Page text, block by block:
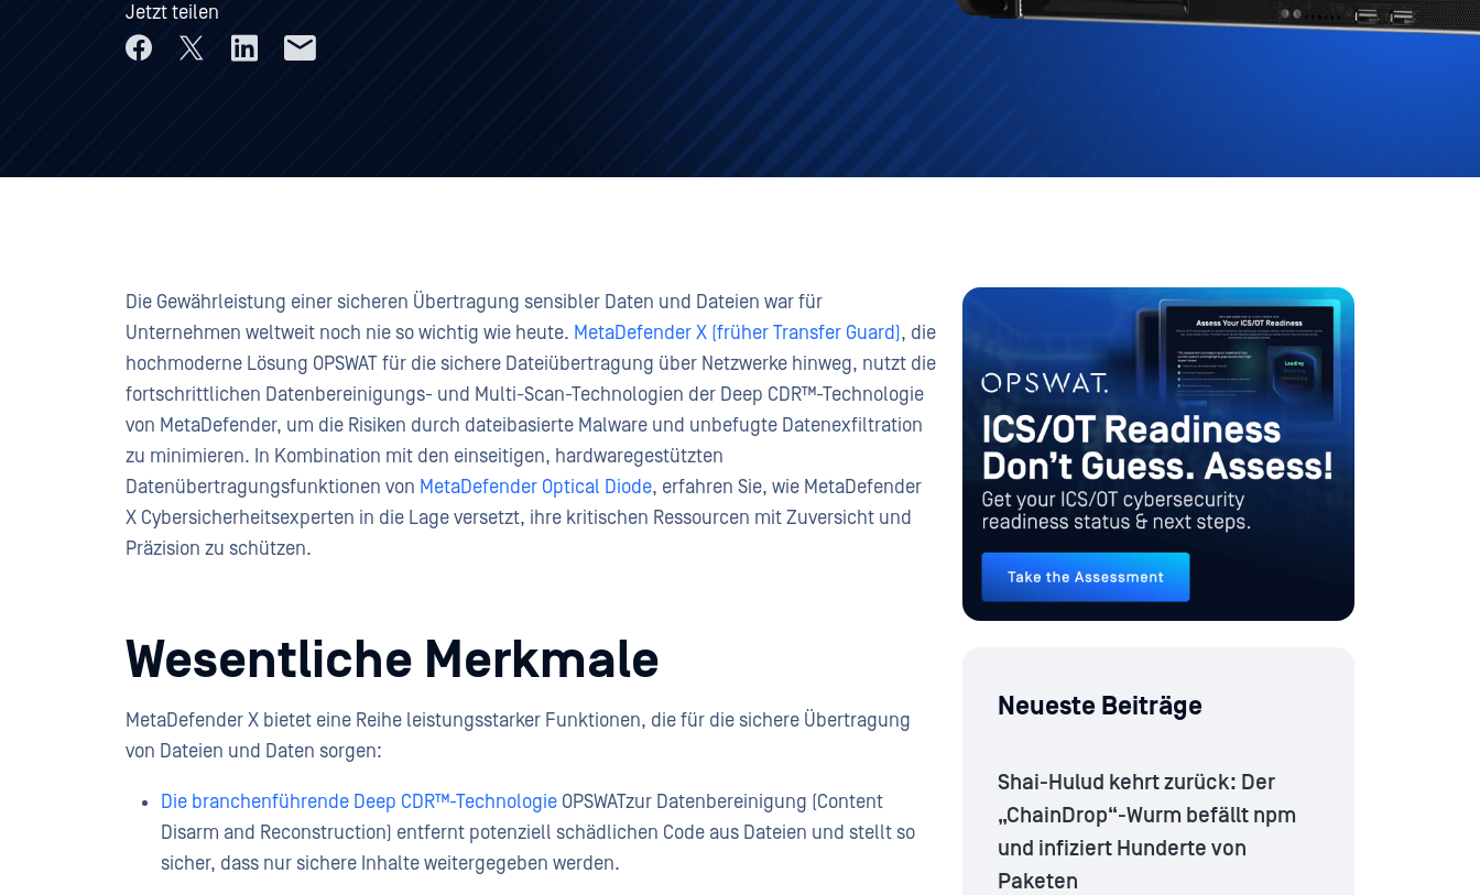
Jetzt teilen
Die Gewährleistung einer sicheren Übertragung sensibler Daten und Dateien war für
Unternehmen weltweit noch nie so wichtig wie heute. MetaDefender X (früher Transfer Guard), die
hochmoderne Lösung OPSWAT für die sichere Dateiübertragung über Netzwerke hinweg, nutzt die
fortschrittlichen Datenbereinigungs- und Multi-Scan-Technologien der Deep CDR™-Technologie
von MetaDefender, um die Risiken durch dateibasierte Malware und unbefugte Datenexfiltration
zu minimieren. In Kombination mit den einseitigen, hardwaregestützten
Datenübertragungsfunktionen von MetaDefender Optical Diode, erfahren Sie, wie MetaDefender
X Cybersicherheitsexperten in die Lage versetzt, ihre kritischen Ressourcen mit Zuversicht und
Präzision zu schützen.
Wesentliche Merkmale
MetaDefender X bietet eine Reihe leistungsstarker Funktionen, die für die sichere Übertragung
von Dateien und Daten sorgen:
Die branchenführende Deep CDR™-Technologie OPSWATzur Datenbereinigung (Content
Disarm and Reconstruction) entfernt potenziell schädlichen Code aus Dateien und stellt so
sicher, dass nur sichere Inhalte weitergegeben werden.
Neueste Beiträge
Shai-Hulud kehrt zurück: Der
„ChainDrop“-Wurm befällt npm
und infiziert Hunderte von
Paketen